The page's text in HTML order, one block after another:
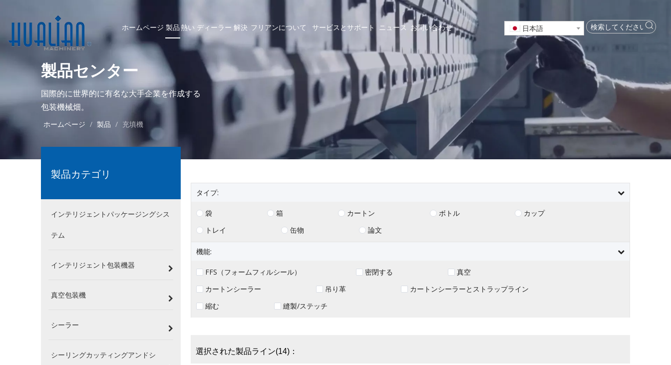
ホームページ 製品熱い ディーラー 解決 フリアンについて サービスとサポート ニュース お問い合わせ 日本語
製品センター
国際的に世界的に有名な大手企業を作成する
包装機械畑。
ホームページ / 製品 / 充填機
製品カテゴリ
インテリジェントパッケージングシス
テム
インテリジェント包装機器
真空包装機
シーラー
シーリングカッティングアンドシ
タイプ:
袋 箱 カートン ボトル
カップ
トレイ
缶物 論文
機能:
FFS（フォームフィルシール） 密閉する
真空
カートンシーラー
吊り革
カートンシーラーとストラップライン
縮む
縫製/ステッチ
選択された製品ライン(14)：